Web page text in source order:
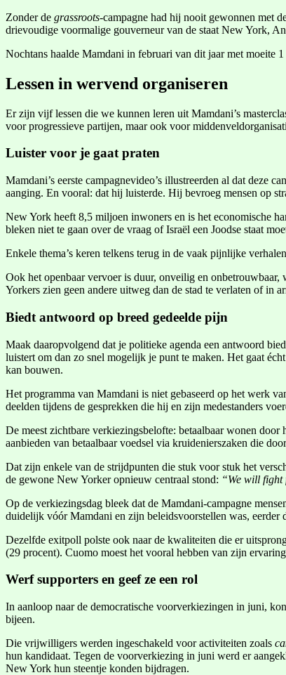
Zonder de grassroots-campagne had hij nooit gewonnen met
drievoudige voormalige gouverneur van de staat New York,
Nochtans haalde Mamdani in februari van dit jaar met moeite
Lessen in wervend organiseren
Er zijn vijf lessen die we kunnen leren uit Mamdani’s
voor progressieve partijen, maar ook voor
Luister voor je gaat praten
Mamdani’s eerste campagnevideo’s illustreerden al dat deze
aanging. En vooral: dat hij luisterde. Hij bevroeg mensen op
New York heeft 8,5 miljoen inwoners en is het economische
bleken niet te gaan over de vraag of Israël een Joodse staat
Enkele thema’s keren telkens terug in de vaak pijnlijke
Ook het openbaar vervoer is duur, onveilig en
Yorkers zien geen andere uitweg dan de stad te verlaten of in
Biedt antwoord op breed gedeelde pijn
Maak daaropvolgend dat je politieke agenda een antwoord
luistert om dan zo snel mogelijk je punt te maken. Het gaat
kan bouwen.
Het programma van Mamdani is niet gebaseerd op het werk
deelden tijdens de gesprekken die hij en zijn medestanders
De meest zichtbare verkiezingsbelofte: betaalbaar wonen
aanbieden van betaalbaar voedsel via kruidenierszaken die
Dat zijn enkele van de strijdpunten die stuk voor stuk het
de gewone New Yorker opnieuw centraal stond: “We will fight
Op de verkiezingsdag bleek dat de Mamdani-campagne
duidelijk vóór Mamdani en zijn beleidsvoorstellen was,
Dezelfde exitpoll polste ook naar de kwaliteiten die er
(29 procent). Cuomo moest het vooral hebben van zijn
Werf supporters en geef ze een rol
In aanloop naar de democratische voorverkiezingen in juni,
bijeen.
Die vrijwilligers werden ingeschakeld voor activiteiten zoals
hun kandidaat. Tegen de voorverkiezing in juni werd er
New York hun steentje konden bijdragen.